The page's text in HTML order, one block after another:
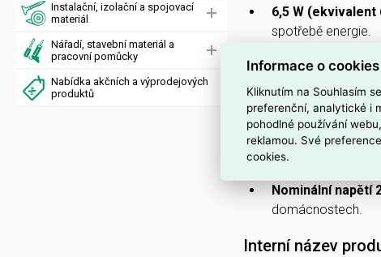
Instalační, izolační a spojovací
materiál
Nářadí, stavební materiál a
pracovní pomůcky
Nabídka akčních a výprodejových
produktů
6,5 W (ekvivalent
spotřebě energie.
4000 K (neutrální
přirozeným
Není stmívatelná
pevnými vypínači.
Tvar mini GLOBE
rozměrům.
Nominální napětí
domácnostech.
Interní název
Informace o cookies
Kliknutím na Souhlasím
preferenční, analytické i
pohodlné používání
reklamou. Své
cookies.